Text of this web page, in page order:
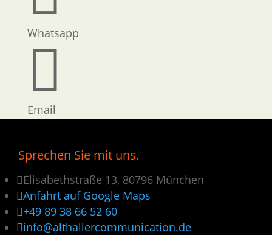
Whatsapp

Email
Sprechen Sie mit uns.
Elisabethstraße 13, 80796 München
Anfahrt auf Google Maps
+49 89 38 66 52 60
info@althallercommunication.de